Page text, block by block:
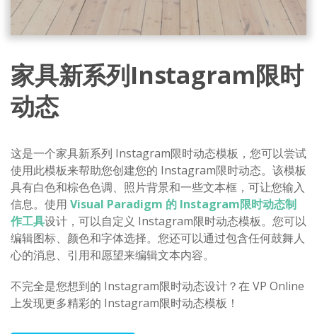
家具新系列Instagram限时
动态
这是一个家具新系列 Instagram限时动态模板，您可以尝试
使用此模板来帮助您创建您的 Instagram限时动态。该模板
具有白色和棕色色调、照片背景和一些文本框，可让您输入
信息。使用 Visual Paradigm 的 Instagram限时动态制
作工具设计，可以自定义 Instagram限时动态模板。您可以
编辑图标、颜色和字体选择。您还可以通过包含任何鼓舞人
心的消息、引用和愿望来编辑文本内容。
不完全是您想到的 Instagram限时动态设计？在 VP Online
上发现更多精彩的 Instagram限时动态模板！